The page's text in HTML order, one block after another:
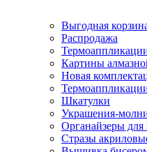
Выгодная
Распродажа
Картины
Новая
Шкатулки
Украшения-
Органайзеры для
Стразы